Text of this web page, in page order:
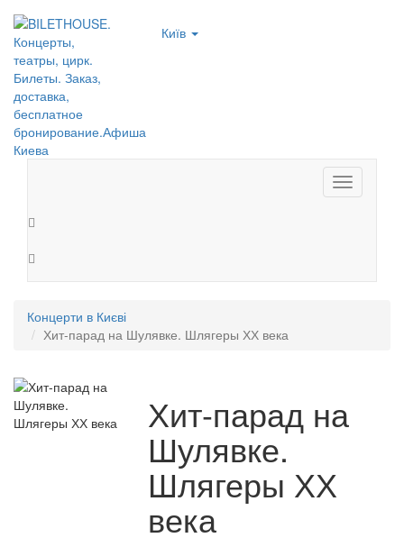
Київ
Toggle
navigation
Концерти в Києві
Хит-парад на Шулявке. Шлягеры ХХ века
Хит-парад на
Шулявке.
Шлягеры ХХ
века